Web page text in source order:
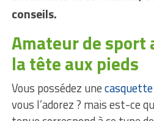
conseils.
Amateur de sport
la tête aux pieds
Vous possédez une
vous l’adorez ? mais est-ce